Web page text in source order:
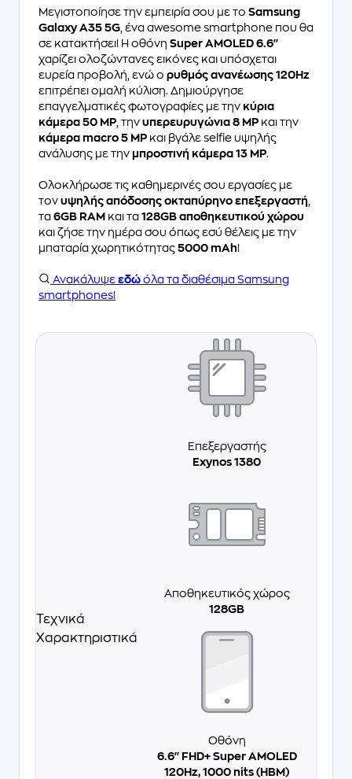
Μεγιστοποίησε την εμπειρία σου με το Samsung
Galaxy A35 5G , ένα awesome smartphone που θα
σε κατακτήσει! Η οθόνη Super AMOLED 6.6''
χαρίζει ολοζώντανες εικόνες και υπόσχεται
ευρεία προβολή, ενώ ο ρυθμός ανανέωσης 120Hz
επιτρέπει ομαλή κύλιση. Δημιούργησε
επαγγελματικές φωτογραφίες με την κύρια
κάμερα 50 MP , την υπερευρυγώνια 8 MP και την
κάμερα macro 5 MP και βγάλε selfie υψηλής
ανάλυσης με την μπροστινή κάμερα 13 MP
Ολοκλήρωσε τις καθημερινές σου εργασίες με
τον υψηλής απόδοσης οκταπύρηνο επεξεργαστή
τα 6GB RAM και τα 128GB αποθηκευτικού χώρου
και ζήσε την ημέρα σου όπως εσύ θέλεις με την
μπαταρία χωρητικότητας 5000 mAh!
Ανακάλυψε εδώ όλα τα διαθέσιμα Samsung
smartphones!
Τεχνικά
Χαρακτηριστικά
Επεξεργαστής
Exynos 1380
Αποθηκευτικός χώρος
128GB
Οθόνη
6.6'' FHD+ Super AMOLED
120Hz, 1000 nits (HBM)